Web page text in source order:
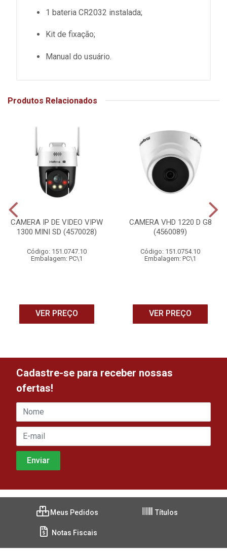
1 bateria CR2032 instalada;
Kit de fixação;
Manual do usuário.
Produtos Relacionados
CAMERA IP DE VIDEO VIPW
1300 MINI SD (4570028)
Código: 151.0747.10
Embalagem: PC\1
VER PREÇO
CAMERA VHD 1220 D G8
(4560089)
Código: 151.0754.10
Embalagem: PC\1
VER PREÇO
Cadastre-se para receber nossas
ofertas!
Meus Pedidos Títulos
Notas Fiscais